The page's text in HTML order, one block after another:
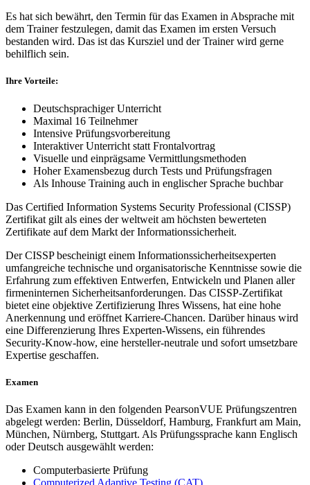
Es hat sich bewährt, den Termin für das Examen in Absprache mit
dem Trainer festzulegen, damit das Examen im ersten Versuch
bestanden wird. Das ist das Kursziel und der Trainer wird gerne
behilflich sein.
Ihre Vorteile:
Deutschsprachiger Unterricht
Maximal 16 Teilnehmer
Intensive Prüfungsvorbereitung
Interaktiver Unterricht statt Frontalvortrag
Visuelle und einprägsame Vermittlungsmethoden
Hoher Examensbezug durch Tests und Prüfungsfragen
Als Inhouse Training auch in englischer Sprache buchbar
Das Certified Information Systems Security Professional (CISSP)
Zertifikat gilt als eines der weltweit am höchsten bewerteten
Zertifikate auf dem Markt der Informationssicherheit.
Der CISSP bescheinigt einem Informationssicherheitsexperten
umfangreiche technische und organisatorische Kenntnisse sowie die
Erfahrung zum effektiven Entwerfen, Entwickeln und Planen aller
firmeninternen Sicherheitsanforderungen. Das CISSP-Zertifikat
bietet eine objektive Zertifizierung Ihres Wissens, hat eine hohe
Anerkennung und eröffnet Karriere-Chancen. Darüber hinaus wird
eine Differenzierung Ihres Experten-Wissens, ein führendes
Security-Know-how, eine hersteller-neutrale und sofort umsetzbare
Expertise geschaffen.
Examen
Das Examen kann in den folgenden PearsonVUE Prüfungszentren
abgelegt werden: Berlin, Düsseldorf, Hamburg, Frankfurt am Main,
München, Nürnberg, Stuttgart. Als Prüfungssprache kann Englisch
oder Deutsch ausgewählt werden:
Computerbasierte Prüfung
Computerized Adaptive Testing (CAT)